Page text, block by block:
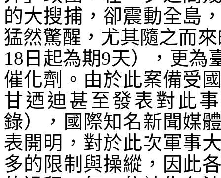
的大搜捕，卻震動全島
猛然驚醒，尤其隨之而
18 日起為期9天），更為
催化劑。由於此案備受
甘迺迪甚至發表對此
錄），國際知名新聞媒
表開明，對於此次軍事
多的限制與操縱，因此